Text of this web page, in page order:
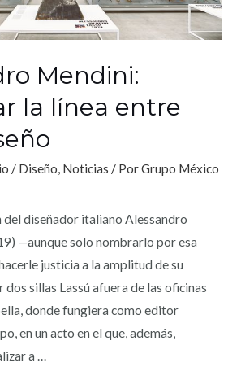
Mendini:
la línea entre
/ Diseño, Noticias / PorGrupo México
del diseñador italiano Alessandro
—aunque solo nombrarlo por esa
justicia a la amplitud de su
sillas Lassú afuera de las oficinas
donde fungiera como editor
en un acto en el que, además,
a …